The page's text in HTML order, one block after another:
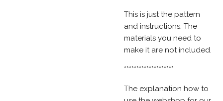
This is just the pattern
and instructions. The
materials you need to
make it are not included.
********************
The explanation how to